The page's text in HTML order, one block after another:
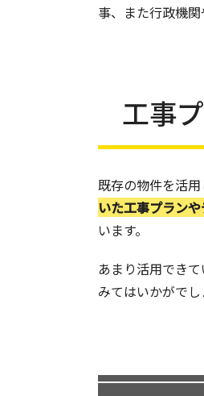
事、また行政機
工事
既存の物件を活
いた工事プラン
います。
あまり活用でき
みてはいかがでし